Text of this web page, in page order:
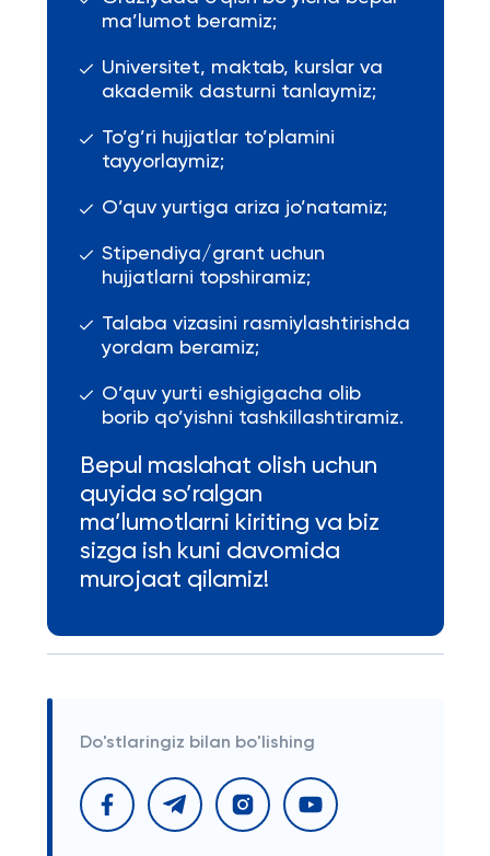
ma’lumot beramiz;
Universitet, maktab, kurslar va
akademik dasturni tanlaymiz;
To’g’ri hujjatlar to’plamini
tayyorlaymiz;
O’quv yurtiga ariza jo’natamiz;
Stipendiya/grant uchun
hujjatlarni topshiramiz;
Talaba vizasini rasmiylashtirishda
yordam beramiz;
O’quv yurti eshigigacha olib
borib qo’yishni tashkillashtiramiz.
Bepul maslahat olish uchun
quyida so’ralgan
ma’lumotlarni kiriting va biz
sizga ish kuni davomida
murojaat qilamiz!
Do'stlaringiz bilan bo'lishing